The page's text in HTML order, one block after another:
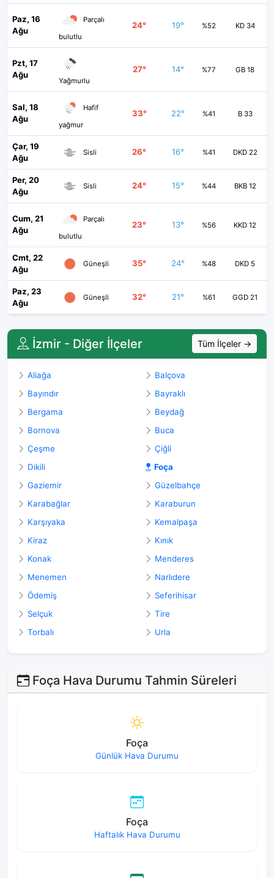
Paz, 16
Ağu
Parçalı
bulutlu
24° 19° %52 KD 34
Pzt, 17
Ağu
Yağmurlu
27° 14° %77 GB 18
Sal, 18
Ağu
Hafif
yağmur
33° 22° %41 B 33
Çar, 19
Ağu
Sisli 26° 16° %41 DKD 22
Per, 20
Ağu
Sisli 24° 15° %44 BKB 12
Cum, 21
Ağu
Parçalı
bulutlu
23° 13° %56 KKD 12
Cmt, 22
Ağu
Güneşli 35° 24° %48 DKD 5
Paz, 23
Ağu
Güneşli 32° 21° %61 GGD 21
İzmir - Diğer İlçeler Tüm İlçeler →
Aliağa
Balçova
Bayındır
Bayraklı
Bergama
Beydağ
Bornova
Buca
Çeşme
Çiğli
Dikili
Foça
Gaziemir
Güzelbahçe
Karabağlar
Karaburun
Karşıyaka
Kemalpaşa
Kiraz
Kınık
Konak
Menderes
Menemen
Narlıdere
Ödemiş
Seferihisar
Selçuk
Tire
Torbalı
Urla
Foça Hava Durumu Tahmin Süreleri
Foça
Günlük Hava Durumu
Foça
Haftalık Hava Durumu